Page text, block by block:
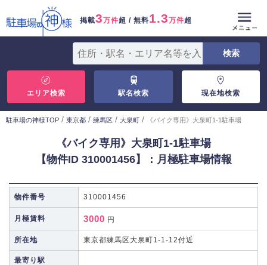
掲載3万件超 / 無料1.3万件超
エリア検索 駅名検索 現在地検索
駐車場の神様TOP / 東京都 / 練馬区 / 大泉町 / 《バイク専用》大泉町1-1駐車場
《バイク専用》大泉町1-1駐車場
【物件ID 310001456】：月極駐車場情報
物件番号 310001456
月極賃料 3000 円
所在地 東京都練馬区大泉町1-1-12付近
最寄り駅